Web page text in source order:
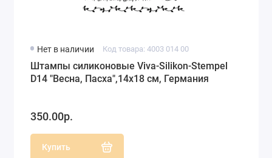
Нет в наличии Код товара: 4003 014 00
Штампы силиконовые Viva-Silikon-Stempel
D14 "Весна, Пасха",14х18 см, Германия
350.00р.
Купить